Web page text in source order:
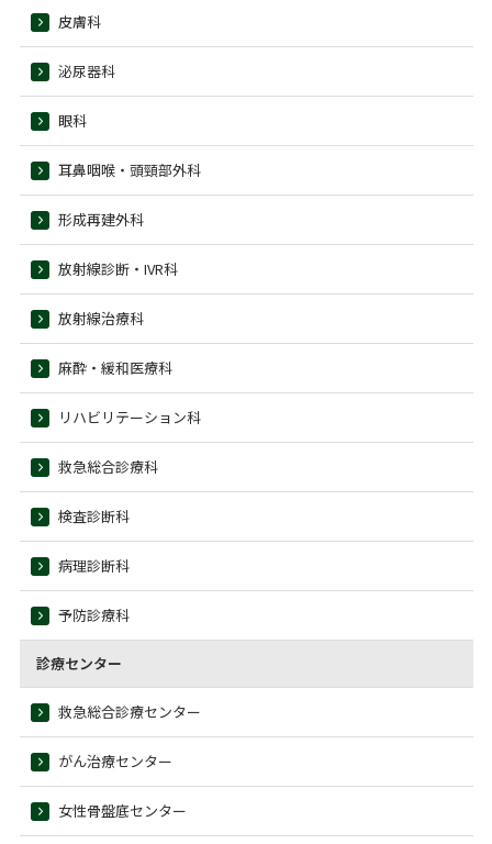
皮膚科
泌尿器科
眼科
耳鼻咽喉・頭頸部外科
形成再建外科
放射線診断・IVR科
放射線治療科
麻酔・緩和医療科
リハビリテーション科
救急総合診療科
検査診断科
病理診断科
予防診療科
診療センター
救急総合診療センター
がん治療センター
女性骨盤底センター